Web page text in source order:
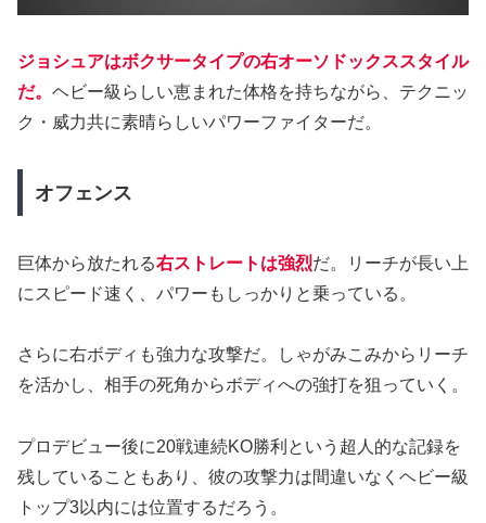
ジョシュアはボクサータイプの右オーソドックススタイル
だ。 ヘビー級らしい恵まれた体格を持ちながら、テクニッ
ク・威力共に素晴らしいパワーファイターだ。
オフェンス
巨体から放たれる右ストレートは強烈だ。リーチが長い上
にスピード速く、パワーもしっかりと乗っている。
さらに右ボディも強力な攻撃だ。しゃがみこみからリーチ
を活かし、相手の死角からボディへの強打を狙っていく。
プロデビュー後に20戦連続KO勝利という超人的な記録を
残していることもあり、彼の攻撃力は間違いなくヘビー級
トップ3以内には位置するだろう。